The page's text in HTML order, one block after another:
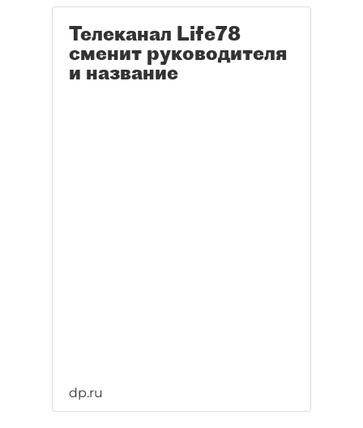
Телеканал Life78
сменит руководителя
и название
dp.ru